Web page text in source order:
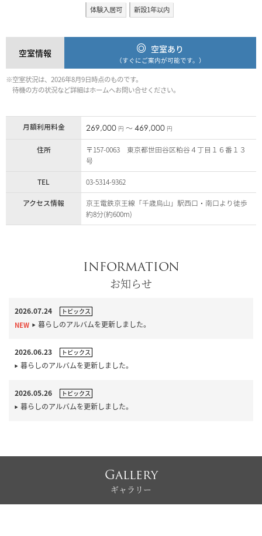
体験入居可
新設1年以内
空室情報 空室あり
（すぐにご案内が可能です。）
※空室状況は、2026年8月9日時点のものです。
待機の方の状況など詳細はホームへお問い合せください。
月額利用料金 269,000 円 〜 469,000 円
住所
〒157-0063 東京都世田谷区粕谷４丁目１６番１３
号
TEL
03-5314-9362
アクセス情報
京王電鉄京王線「千歳烏山」駅西口・南口より徒歩
約8分(約600m)
INFORMATION
お知らせ
2026.07.24 トピックス
暮らしのアルバムを更新しました。
2026.06.23 トピックス
暮らしのアルバムを更新しました。
2026.05.26 トピックス
暮らしのアルバムを更新しました。
Gallery
ギャラリー